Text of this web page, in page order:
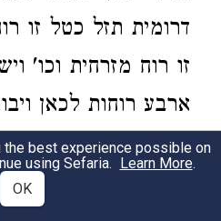
דרומית תזל כטל זו
זו רוח מזרחית וכו'
ארבע רוחות לכאן
שאמרובברכותחזי'
אמר לי' כיון
best experience possible on
using Sefaria. Learn More.
OK